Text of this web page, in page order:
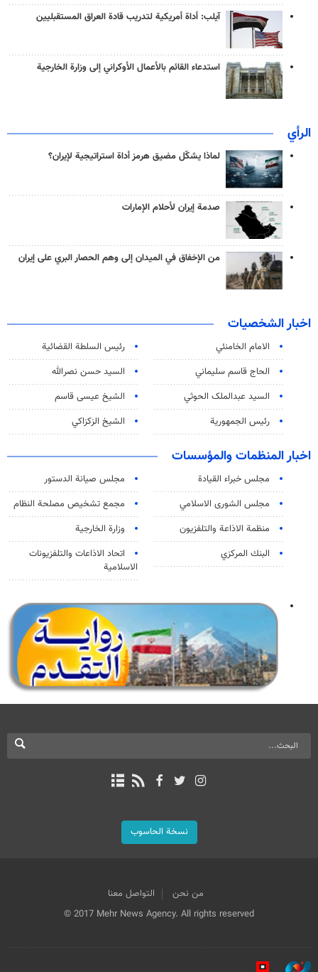
آيلب: أداة أمريكية لتدريب قادة العراق المستقبليين
استدعاء القائم بالأعمال الأوكراني إلى وزارة الخارجية
الرأي
لماذا يشكّل مضيق هرمز أداة استراتيجية لإيران؟
صدمة إيران لأحلام الإمارات
من الإخفاق في الميدان إلى وهم الحصار البري على إيران
اخبار الشخصيات
الامام الخامنئي
رئیس السلطة القضائیة
الحاج قاسم سليماني
السيد حسن نصرالله
السید عبدالملک الحوثي
الشيخ عيسى قاسم
رئيس الجمهورية
الشيخ الزكزاكي
اخبار المنظمات والمؤسسات
مجلس خبراء القيادة
مجلس صيانة الدستور
مجلس الشورى الاسلامي
مجمع تشخيص مصلحة النظام
منظمة الاذاعة والتلفزیون
وزارة الخارجية
البنك المركزي
اتحاد الاذاعات والتلفزيونات
الاسلامية
نسخة الحاسوب
من نحن
التواصل معنا
© 2017 Mehr News Agency. All rights reserved